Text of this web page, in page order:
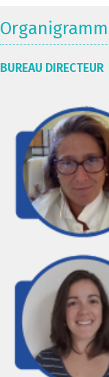
BUREAU DIRECTEUR